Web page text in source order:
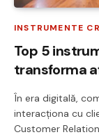
INSTRUMENTE
Top 5
transforma
În era digitală,
interacționa cu
Customer